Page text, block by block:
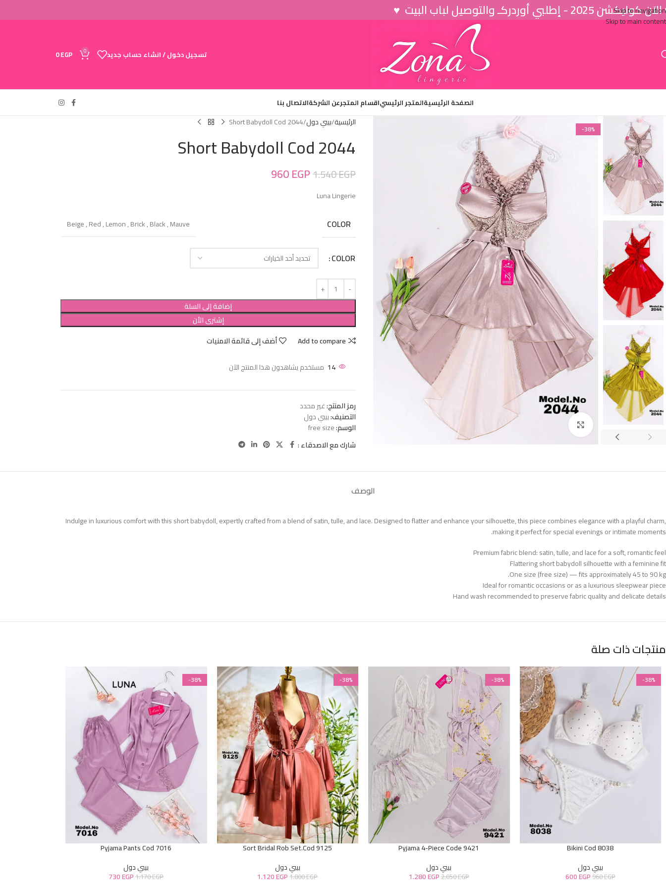
Skip to navigation
Skip to main content
2025 - إطلبي أوردركـ والتوصيل لباب البيت ♥
تسجيل دخول / انشاء حساب جديد 0
0EGP
الصفحة الرئيسيةالمتجر الرئيسياقسام المتجرعن الشركةالاتصال بنا
-38%
الرئيسية بيبي دول Short Babydoll Cod 2044
Short Babydoll Cod 2044
1.540EGP
960EGP
Luna Lingerie
COLOR
Beige,Red,Lemon,Brick,Black,Mauve
COLOR
إضافة إلى السلة
إشترى الأن
Add to compare
أضف إلى قائمة الامنيات
14 مستخدم يشاهدون هذا المنتج الآن
رمز المنتج:غير محدد
التصنيف:بيبي دول
الوسم:free size
شارك مع الاصدقاء :
الوصف
Indulge in luxurious comfort with this short babydoll, expertly crafted from a blend of satin, tulle, and lace. Designed to flatter and enhance your silhouette, this piece combines elegance with a playful charm,
making it perfect for special evenings or intimate moments.
Premium fabric blend: satin, tulle, and lace for a soft, romantic feel
Flattering short babydoll silhouette with a feminine fit
One size (free size) — fits approximately 45 to 90 kg.
Ideal for romantic occasions or as a luxurious sleepwear piece
Hand wash recommended to preserve fabric quality and delicate details
منتجات ذات صلة
-38%
Bikini Cod 8038
بيبي دول
960EGP
600EGP
-38%
Pyjama 4-Piece Code 9421
بيبي دول
2.050EGP
1.280EGP
-38%
Sort Bridal Rob Set.Cod 9125
بيبي دول
1.800EGP
1.120EGP
-38%
Pyjama Pants Cod 7016
بيبي دول
1.170EGP
730EGP